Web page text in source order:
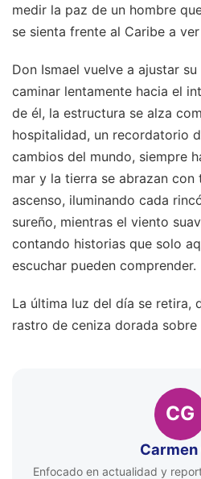
medir la paz de un hombre
se sienta frente al Caribe a
Don Ismael vuelve a ajustar
caminar lentamente hacia el
de él, la estructura se alza
hospitalidad, un recordatorio
cambios del mundo, siempre
mar y la tierra se abrazan con
ascenso, iluminando cada
sureño, mientras el viento
contando historias que solo
escuchar pueden comprender.
La última luz del día se retira,
rastro de ceniza dorada sobre
CG
Carmen
Enfocado en actualidad y